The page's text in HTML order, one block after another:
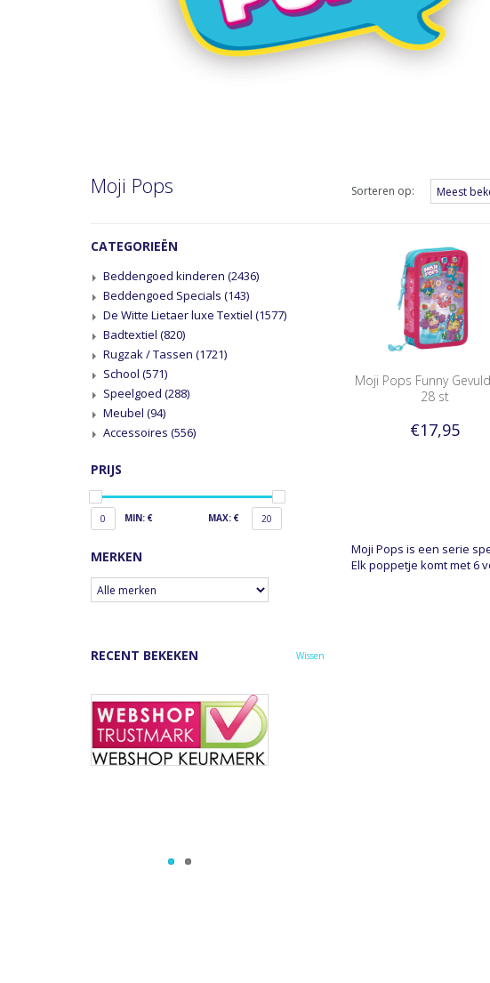
Moji Pops Sorteren op:
CATEGORIEËN
Beddengoed kinderen (2436)
Beddengoed Specials (143)
De Witte Lietaer luxe Textiel (1577)
Badtextiel (820)
Rugzak / Tassen (1721)
School (571)
Speelgoed (288)
Meubel (94)
Accessoires (556)
PRIJS
0 MIN: € MAX: € 20
MERKEN
RECENT BEKEKEN Wissen
Moji Pops Funny
28 st
€17,95
Moji Pops is een serie
Elk poppetje komt met 6